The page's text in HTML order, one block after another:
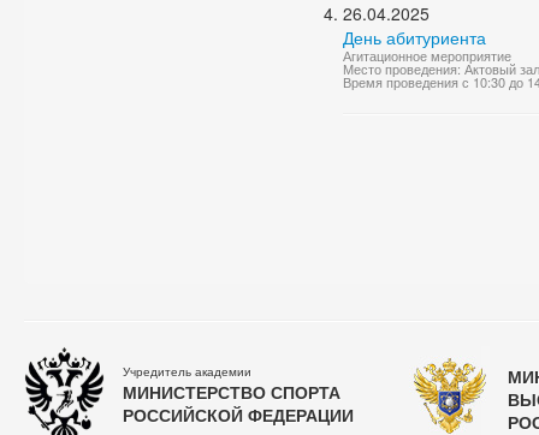
26.04.2025
День абитуриента
Агитационное мероприятие
Место проведения: Актовый
Время проведения с 10:30 до
Учредитель академии
МИНИСТЕРСТВО СПОРТА
РОССИЙСКОЙ ФЕДЕРАЦИИ